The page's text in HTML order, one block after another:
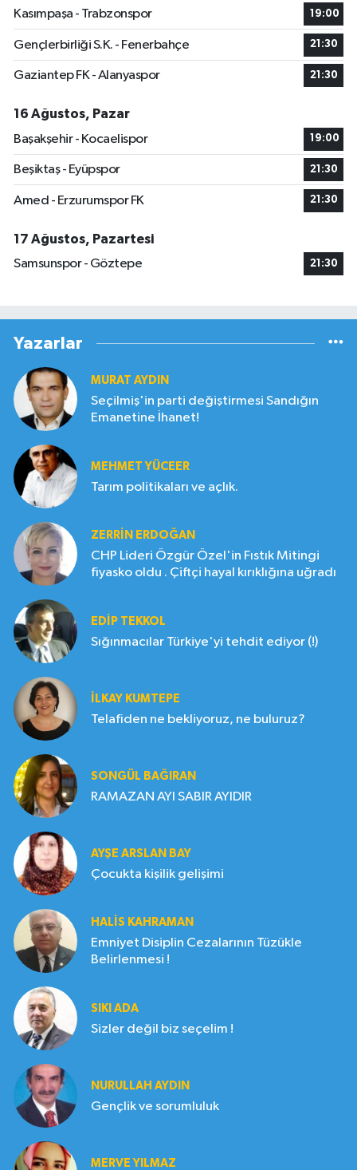
Kasımpaşa - Trabzonspor 19:00
Gençlerbirliği S.K. - Fenerbahçe 21:30
Gaziantep FK - Alanyaspor 21:30
16 Ağustos, Pazar
Başakşehir - Kocaelispor
19:00
Beşiktaş - Eyüpspor 21:30
Amed - Erzurumspor FK 21:30
17 Ağustos, Pazartesi
Samsunspor - Göztepe
21:30
Yazarlar
MURAT AYDIN
Seçilmiş'in parti değiştirmesi Sandığın
Emanetine İhanet!
MEHMET YÜCEER
Tarım politikaları ve açlık.
ZERRIN ERDOĞAN
CHP Lideri Özgür Özel'in Fıstık Mitingi
fiyasko oldu . Çiftçi hayal kırıklığına uğradı
EDIP TEKKOL
Sığınmacılar Türkiye'yi tehdit ediyor (!)
İLKAY KUMTEPE
Telafiden ne bekliyoruz, ne buluruz?
SONGÜL BAĞIRAN
RAMAZAN AYI SABIR AYIDIR
AYŞE ARSLAN BAY
Çocukta kişilik gelişimi
HALIS KAHRAMAN
Emniyet Disiplin Cezalarının Tüzükle
Belirlenmesi !
SIKI ADA
Sizler değil biz seçelim !
NURULLAH AYDIN
Gençlik ve sorumluluk
MERVE YILMAZ